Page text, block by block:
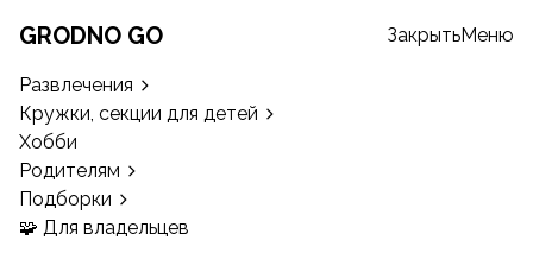
GRODNO GO
Развлечения
Кружки, секции для детей
Хобби
Родителям
Подборки
🧩 Для владельцев
ЗакрытьМеню